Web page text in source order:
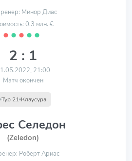
Минор Диас
0.3 млн. €
⬤ ⬤ ⬤ ⬤ ⬤
2 : 1
21:00
Матч окончен
Тур 21 Клаусура
Селедон
(Zeledon)
Роберт Ариас